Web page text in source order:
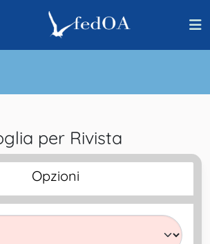
per Rivista
Opzioni